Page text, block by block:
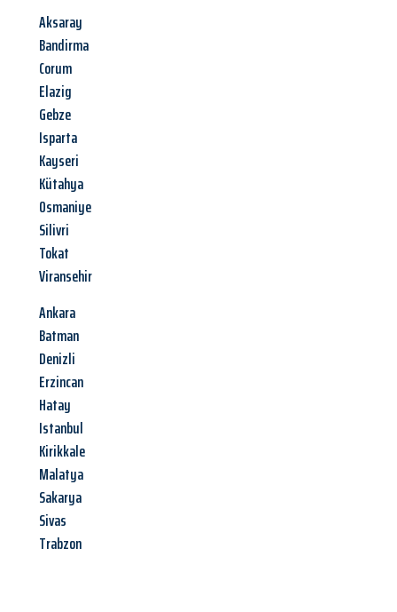
Aksaray
Bandirma
Corum
Elazig
Gebze
Isparta
Kayseri
Kütahya
Osmaniye
Silivri
Tokat
Viransehir
Ankara
Batman
Denizli
Erzincan
Hatay
Istanbul
Kirikkale
Malatya
Sakarya
Sivas
Trabzon